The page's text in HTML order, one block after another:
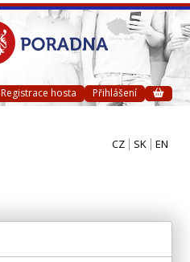
Registrace hosta Přihlášení
CZ SK EN